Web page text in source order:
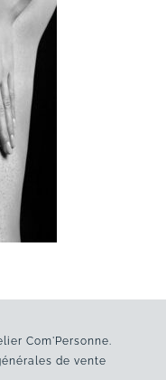
Com'Personne.
de vente